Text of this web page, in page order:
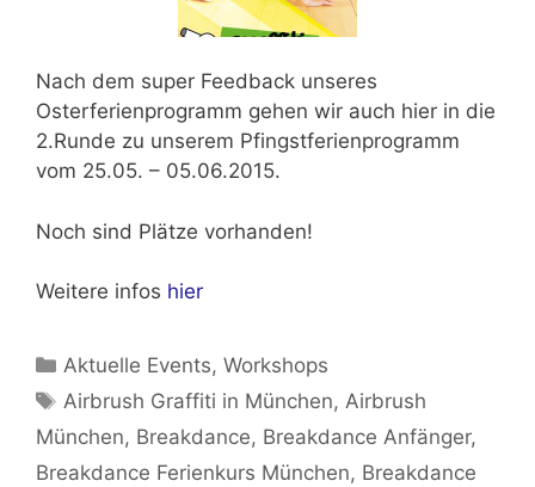
Nach dem super Feedback unseres
Osterferienprogramm gehen wir auch hier in die
2.Runde zu unserem Pfingstferienprogramm
vom 25.05. – 05.06.2015.
Noch sind Plätze vorhanden!
Weitere infos hier
Kategorien
Aktuelle Events,Workshops
Schlagwörter
Airbrush Graffiti in München,Airbrush
München, Breakdance, Breakdance Anfänger,
Breakdance Ferienkurs München, Breakdance